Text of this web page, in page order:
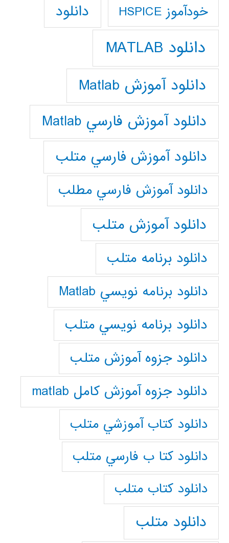
خودآموز HSPICE دانلود
دانلود MATLAB
دانلود آموزش Matlab
دانلود آموزش فارسي Matlab
دانلود آموزش فارسي متلب
دانلود آموزش فارسي مطلب
دانلود آموزش متلب
دانلود برنامه متلب
دانلود برنامه نويسي Matlab
دانلود برنامه نويسي متلب
دانلود جزوه آموزش متلب
دانلود جزوه آموزش کامل matlab
دانلود كتاب آموزشي متلب
دانلود كتا ب فارسي متلب
دانلود كتاب متلب
دانلود متلب